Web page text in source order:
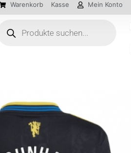
Warenkorb Kasse Mein Konto